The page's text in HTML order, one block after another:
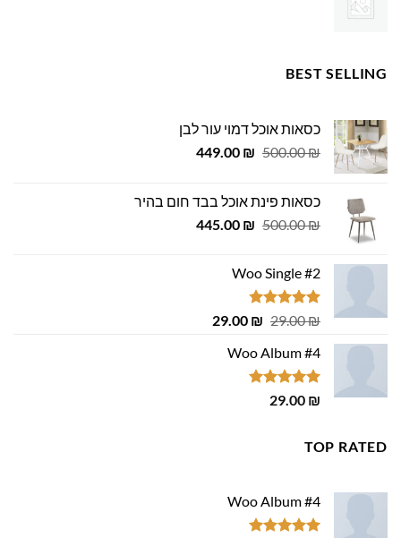
BEST SELLING
כסאות אוכל דמוי עור לבן
500.00₪
המחיר
500.00 ₪.
449.00 ₪
המחיר
449.00 ₪.
כסאות פינת אוכל בבד חום בהיר
500.00₪
המחיר
500.00 ₪.
445.00 ₪
המחיר
Woo Single #2
דורג4.75
29.00₪
המחיר
היה:
29.00 ₪.
29.00 ₪
המחיר
Woo Album #4
דורג5.00
29.00 ₪
TOP RATED
Woo Album #4